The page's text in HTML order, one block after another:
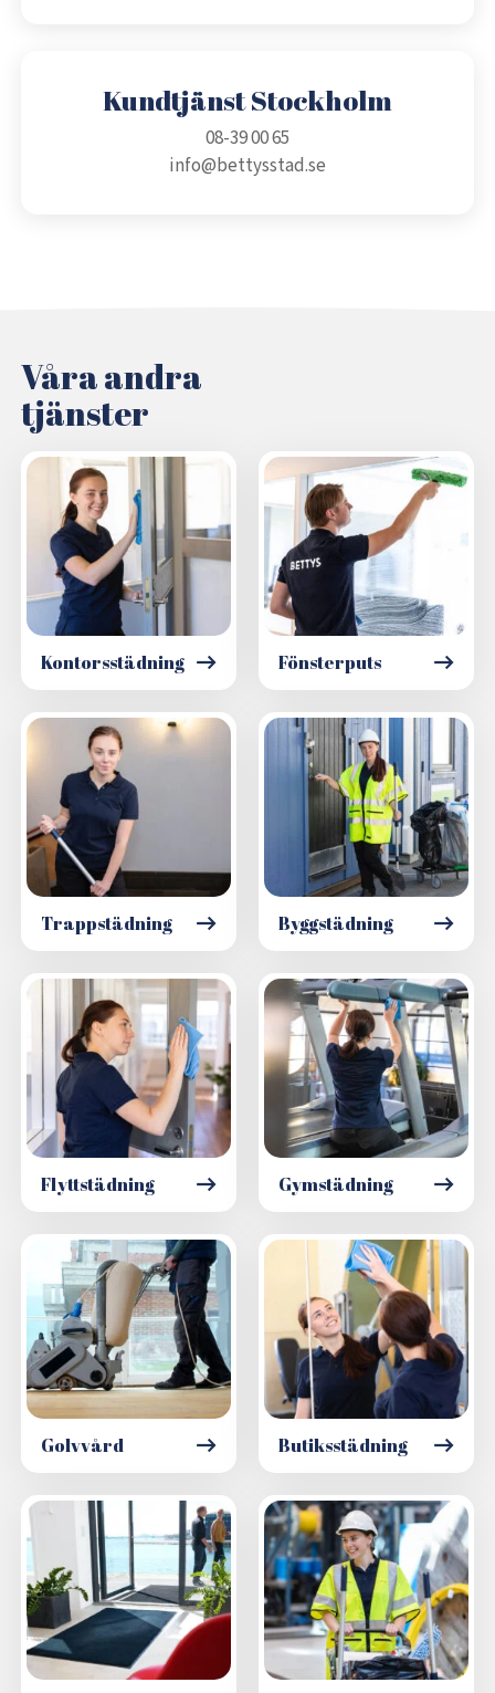
Kundtjänst Stockholm
08-39 00 65
info@bettysstad.se
Våra andra
tjänster
Kontorsstädning Fönsterputs
Trappstädning Byggstädning
Flyttstädning Gymstädning
Golvvård Butiksstädning